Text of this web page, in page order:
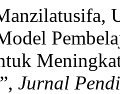
Jurnal